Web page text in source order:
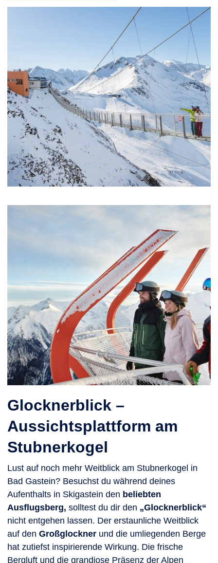
Glocknerblick –
Aussichtsplattform am
Stubnerkogel
Lust auf noch mehr Weitblick am Stubnerkogel in
Bad Gastein? Besuchst du während deines
Aufenthalts in Skigastein den beliebten
Ausflugsberg, solltest du dir den „Glocknerblick“
nicht entgehen lassen. Der erstaunliche Weitblick
auf den Großglockner und die umliegenden Berge
hat zutiefst inspirierende Wirkung. Die frische
Bergluft und die grandiose Präsenz der Alpen